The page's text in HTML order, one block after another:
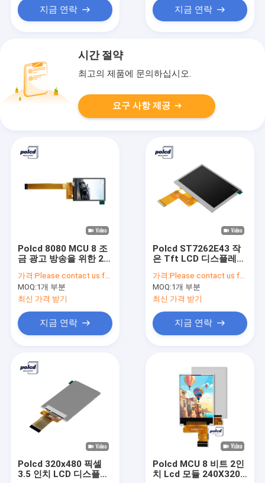
지금 연락 지금 연락
시간 절약
최고의 제품에 문의하십시오.
요구 사항 제공
Polcd 8080 MCU 8 조
금 광고 방송을 위한 2.4
240x320 Lcd
가격:Please contact us for latest price
MOQ:1개 부분
최신 가격 받기
지금 연락
Polcd ST7262E43 작
은 Tft LCD 디스플레이
Tft Lcd 800x480
가격:Please contact us for latest price
MOQ:1개 부분
최신 가격 받기
지금 연락
Polcd 320x480 픽셀
3.5 인치 LCD 디스플레
Polcd MCU 8 비트 2인
치 Lcd 모듈 240X320